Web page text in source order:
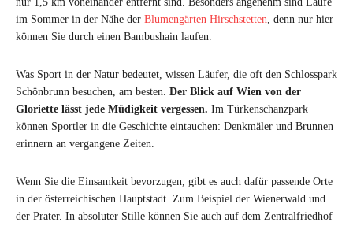
im Sommer in der Nähe der Blumengärten Hirschstetten , denn nur hier
können Sie durch einen Bambushain laufen.
Was Sport in der Natur bedeutet, wissen Läufer, die oft den Schlosspark
Schönbrunn besuchen, am besten. Der Blick auf Wien von der
Gloriette lässt jede Müdigkeit vergessen. Im Türkenschanzpark
können Sportler in die Geschichte eintauchen: Denkmäler und Brunnen
erinnern an vergangene Zeiten.
Wenn Sie die Einsamkeit bevorzugen, gibt es auch dafür passende Orte
in der österreichischen Hauptstadt. Zum Beispiel der Wienerwald und
der Prater. In absoluter Stille können Sie auch auf dem Zentralfriedhof